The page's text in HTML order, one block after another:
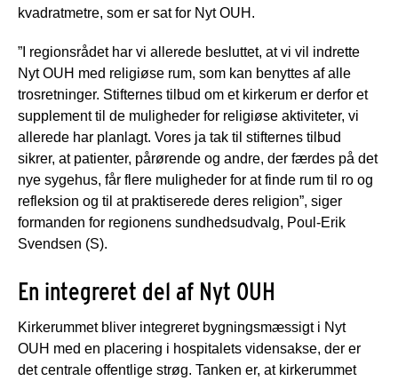
kvadratmetre, som er sat for Nyt OUH.
”I regionsrådet har vi allerede besluttet, at vi vil indrette
Nyt OUH med religiøse rum, som kan benyttes af alle
trosretninger. Stifternes tilbud om et kirkerum er derfor et
supplement til de muligheder for religiøse aktiviteter, vi
allerede har planlagt. Vores ja tak til stifternes tilbud
sikrer, at patienter, pårørende og andre, der færdes på det
nye sygehus, får flere muligheder for at finde rum til ro og
refleksion og til at praktiserede deres religion”, siger
formanden for regionens sundhedsudvalg, Poul-Erik
Svendsen (S).
En integreret del af Nyt OUH
Kirkerummet bliver integreret bygningsmæssigt i Nyt
OUH med en placering i hospitalets vidensakse, der er
det centrale offentlige strøg. Tanken er, at kirkerummet